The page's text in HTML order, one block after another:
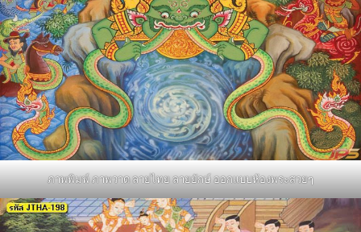
ภาพพิมพ์ ภาพวาด ลายไทย ลายยักษ์ ออกแบบห้องพระสวยๆ